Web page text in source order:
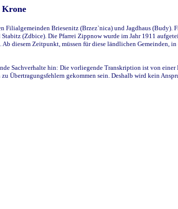
Krone
Briesenitz (Brzez`nica) und Jagdhaus (Budy).
(Zdbice). Die Pfarrei Zippnow wurde im Jahr 1911
diesem Zeitpunkt, müssen für diese ländlichen Gemeinden,
Sachverhalte hin: Die vorliegende Transkription ist von
Übertragungsfehlern gekommen sein. Deshalb wird kein